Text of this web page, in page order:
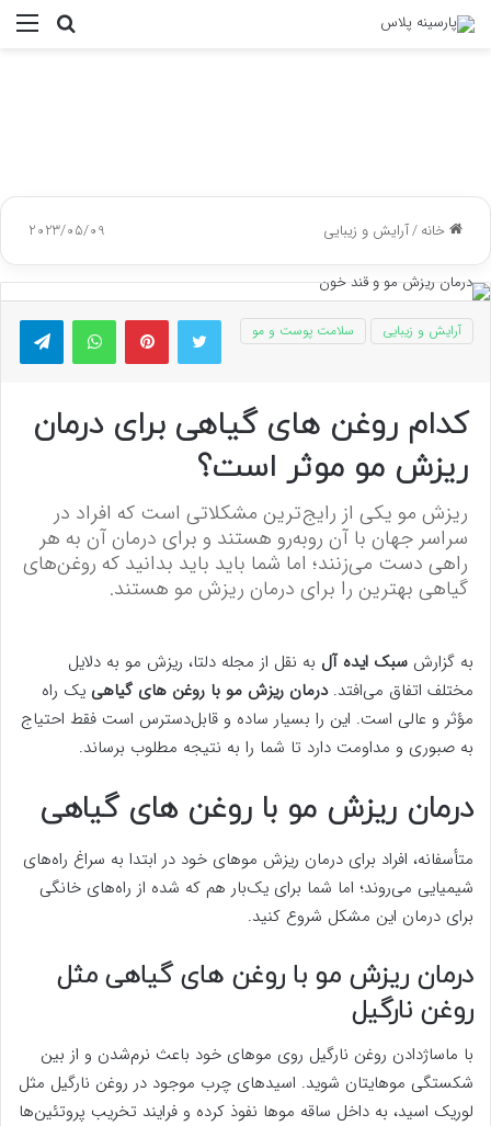
جستجو
خانه/آرایش و زیبایی 2023/05/09
توییتر پینتریستواتس آپ
آرایش و زیبایی سلامت پوست و مو
کدام روغن های گیاهی برای درمان
ریزش مو موثر است؟
ریزش مو یکی از رایج‌ترین مشکلاتی است که افراد در
سراسر جهان با آن روبه‌رو هستند و برای درمان آن به هر
راهی دست می‌زنند؛ اما شما باید باید بدانید که روغن‌های
گیاهی بهترین را برای درمان ریزش مو هستند.
به گزارش سبک ایده آل به نقل از مجله دلتا، ریزش مو به دلایل
مختلف اتفاق می‌افتد.درمان ریزش مو با روغن های گیاهی یک راه
مؤثر و عالی است. این را بسیار ساده و قابل‌دسترس است فقط احتیاج
به صبوری و مداومت دارد تا شما را به نتیجه مطلوب برساند.
درمان ریزش مو با روغن های گیاهی
متأسفانه، افراد برای درمان ریزش موهای خود در ابتدا به سراغ راه‌های
شیمیایی می‌روند؛ اما شما برای یک‌بار هم که شده از راه‌های خانگی
برای درمان این مشکل شروع کنید.
درمان ریزش مو با روغن های گیاهی مثل
روغن نارگیل
با ماساژدادن روغن نارگیل روی موهای خود باعث نرم‌شدن و از بین
شکستگی موهایتان شوید. اسیدهای چرب موجود در روغن نارگیل مثل
لوریک اسید، به داخل ساقه موها نفوذ کرده و فرایند تخریب پروتئین‌ها